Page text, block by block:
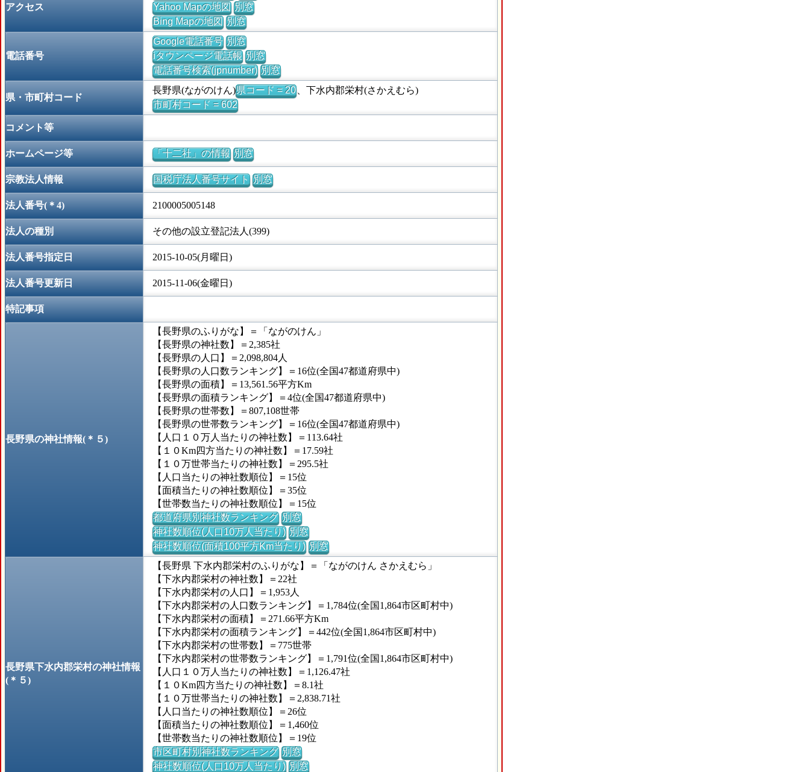
アクセス
Yahoo Mapの地図 別窓
Bing Mapの地図 別窓
電話番号
Google電話番号 別窓
iタウンページ電話帳 別窓
電話番号検索(jpnumber) 別窓
県・市町村コード
長野県(ながのけん)県コード = 20、下水内郡栄村(さかえむら)
市町村コード = 602
コメント等
ホームページ等 「十二社」の情報 別窓
宗教法人情報 国税庁法人番号サイト 別窓
法人番号(＊4) 2100005005148
法人の種別 その他の設立登記法人(399)
法人番号指定日 2015-10-05(月曜日)
法人番号更新日 2015-11-06(金曜日)
特記事項
長野県の神社情報(＊５)
【長野県のふりがな】＝「ながのけん」
【長野県の神社数】＝2,385社
【長野県の人口】＝2,098,804人
【長野県の人口数ランキング】＝16位(全国47都道府県中)
【長野県の面積】＝13,561.56平方Km
【長野県の面積ランキング】＝4位(全国47都道府県中)
【長野県の世帯数】＝807,108世帯
【長野県の世帯数ランキング】＝16位(全国47都道府県中)
【人口１０万人当たりの神社数】＝113.64社
【１０Km四方当たりの神社数】＝17.59社
【１０万世帯当たりの神社数】＝295.5社
【人口当たりの神社数順位】＝15位
【面積当たりの神社数順位】＝35位
【世帯数当たりの神社数順位】＝15位
都道府県別神社数ランキング 別窓
神社数順位(人口10万人当たり) 別窓
神社数順位(面積100平方Km当たり) 別窓
長野県下水内郡栄村の神社情報
(＊５)
【長野県 下水内郡栄村のふりがな】＝「ながのけん さかえむら」
【下水内郡栄村の神社数】＝22社
【下水内郡栄村の人口】＝1,953人
【下水内郡栄村の人口数ランキング】＝1,784位(全国1,864市区町村中)
【下水内郡栄村の面積】＝271.66平方Km
【下水内郡栄村の面積ランキング】＝442位(全国1,864市区町村中)
【下水内郡栄村の世帯数】＝775世帯
【下水内郡栄村の世帯数ランキング】＝1,791位(全国1,864市区町村中)
【人口１０万人当たりの神社数】＝1,126.47社
【１０Km四方当たりの神社数】＝8.1社
【１０万世帯当たりの神社数】＝2,838.71社
【人口当たりの神社数順位】＝26位
【面積当たりの神社数順位】＝1,460位
【世帯数当たりの神社数順位】＝19位
市区町村別神社数ランキング 別窓
神社数順位(人口10万人当たり) 別窓